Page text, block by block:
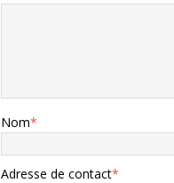
Nom*
Adresse de contact*